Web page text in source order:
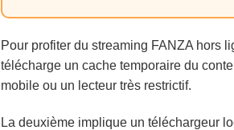
Pour profiter du streaming FANZA hors
télécharge un cache temporaire du
mobile ou un lecteur très restrictif.
La deuxième implique un téléchargeur